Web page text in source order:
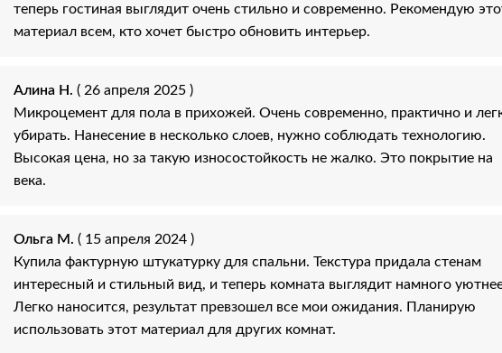
теперь гостиная выглядит очень стильно и современно. Рекомендую
материал всем, кто хочет быстро обновить интерьер.
Алина Н. ( 26 апреля 2025 )
Микроцемент для пола в прихожей. Очень современно, практично и
убирать. Нанесение в несколько слоев, нужно соблюдать технологию.
Высокая цена, но за такую износостойкость не жалко. Это покрытие на
века.
Ольга М. ( 15 апреля 2024 )
Купила фактурную штукатурку для спальни. Текстура придала стенам
интересный и стильный вид, и теперь комната выглядит намного
Легко наносится, результат превзошел все мои ожидания. Планирую
использовать этот материал для других комнат.